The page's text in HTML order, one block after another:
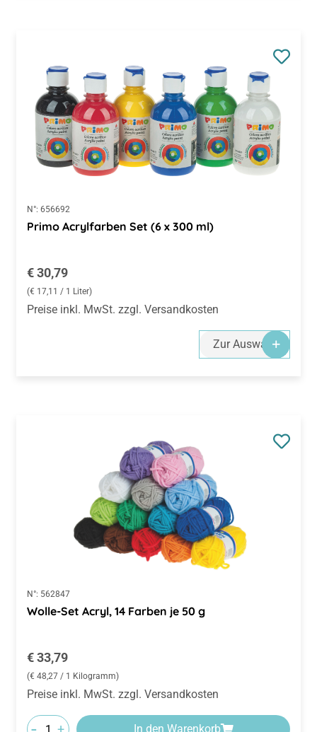
N°: 656692
Primo Acrylfarben Set (6 x 300 ml)
Regulärer Preis:
€ 30,79
(€ 17,11 / 1 Liter)
Preise inkl. MwSt. zzgl. Versandkosten
Zur Auswahl
N°: 562847
Wolle-Set Acryl, 14 Farben je 50 g
Regulärer Preis:
€ 33,79
(€ 48,27 / 1 Kilogramm)
Preise inkl. MwSt. zzgl. Versandkosten
+ In den Warenkorb